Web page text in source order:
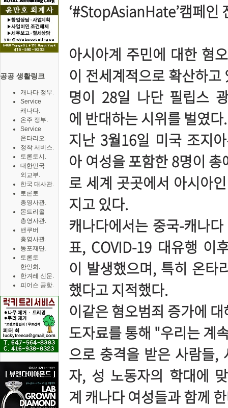
공공 생활링크
캐나다 정부.
Service
캐나다.
온주 정부.
Service
온타리오.
정착 서비스.
토론토시.
대한민국
외교부.
한국 대사관.
토론토
총영사관.
몬트리올
총영사관.
밴쿠버
총영사관.
동포재단.
토론토
한인회.
한겨레 신문.
피어슨 공항.
‘#StopAsianHate’캠페인
아시아계 주민에 대한 혐
이 전세계적으로 확산하
명이 28일 나단 필립스
에 반대하는 시위를 벌였
지난 3월16일 미국 조지
아 여성을 포함한 8명이
로 세계 곳곳에서 아시아
지고 있다.
캐나다에서는 중국-캐나
표, COVID-19 대유행 이
이 발생했으며, 특히 온타
했다고 지적했다.
이같은 혐오범죄 증가에
도자료를 통해 "우리는 계
으로 충격을 받은 사람들,
자, 성 노동자의 학대에
계 캐나다 여성들과 함께